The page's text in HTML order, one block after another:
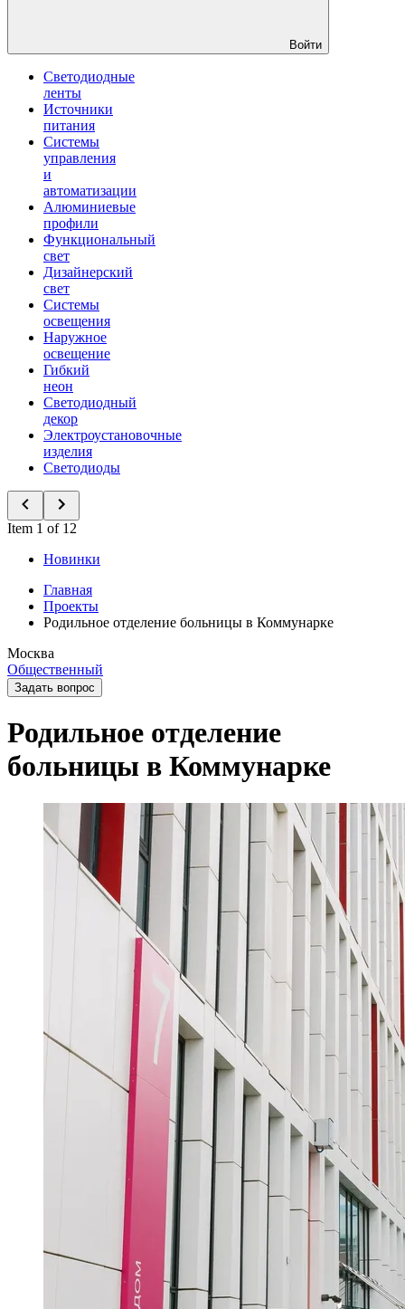
Войти
Светодиодные
ленты
Источники
питания
Системы
управления
и
автоматизации
Алюминиевые
профили
Функциональный
свет
Дизайнерский
свет
Системы
освещения
Наружное
освещение
Гибкий
неон
Светодиодный
декор
Электроустановочные
изделия
Светодиоды
Item 1 of 12
Новинки
Главная
Проекты
Родильное отделение больницы в Коммунарке
Москва
Общественный
Задать вопрос
Родильное отделение
больницы в Коммунарке